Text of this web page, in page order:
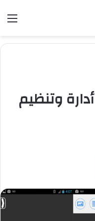
تطبيق GatherNote أدارة وتنظيم